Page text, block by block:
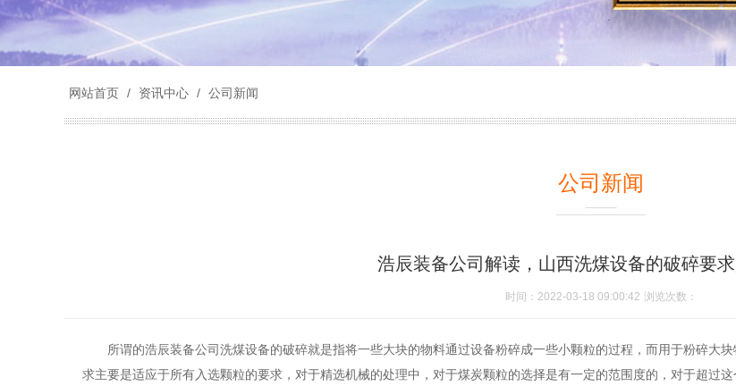
网站首页 / 资讯中心 / 公司新闻
公司新闻
浩辰装备公司解读，山西洗煤设备的破碎要
时间：2022-03-18 09:00:42 浏览次数：
所谓的浩辰装备公司洗煤设备的破碎就是指将一些大块的物料通过设备粉碎成一些小颗粒的过程，而用于粉碎大
求主要是适应于所有入选颗粒的要求，对于精选机械的处理中，对于煤炭颗粒的选择是有一定的范围度的，对于超过